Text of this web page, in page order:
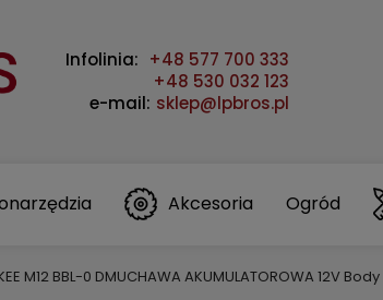
Infolinia: +48 577 700 333
+48 530 032 123
e-mail: sklep@lpbros.pl
Akcesoria Ogród
M12 BBL-0 DMUCHAWA AKUMULATOROWA 12V Body